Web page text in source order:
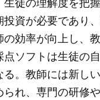
資が必要であり
効率が向上し、
ソフトは生徒の
。教師には新し
れ、専門の研修